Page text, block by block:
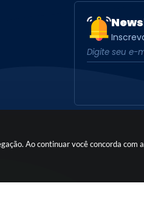
Ao continuar você concorda com